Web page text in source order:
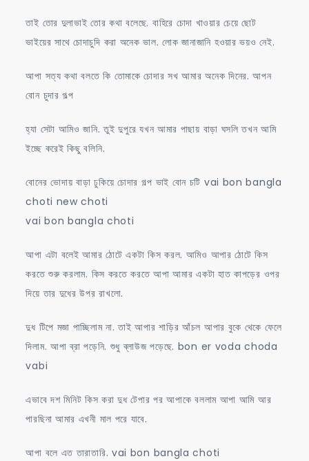
তাই তোর দুলাভাই তোর কথা বলেছে. বাহিরে চোদা খাওয়ার চেয়ে ছোট
ভাইয়ের সাথে চোদাচুদি করা অনেক ভাল. লোক জানাজানি হওয়ার ভয়ও নেই.
আপা সত্য কথা বলতে কি তোমাকে চোদার সখ আমার অনেক দিনের. আপন
বোন চুদার গল্প
হ্যা সেটা আমিও জানি. তুই দুপুরে যখন আমার পাছায় বাড়া ঘসলি তখন আমি
ইচ্ছে করেই কিছু বলিনি.
বোনের ভোদায় বাড়া ঢুকিয়ে চোদার গল্প ভাই বোন চটি vai bon bangla
choti new choti
vai bon bangla choti
আপা এটা বলেই আমার ঠোটে একটা কিস করল. আমিও আপার ঠোটে কিস
করতে শুরু করলাম. কিস করতে করতে আপা আমার একটা হাত কাপড়ের ওপর
দিয়ে তার দুধের উপর রাখলো.
দুধ টিপে মজা পাচ্ছিলাম না. তাই আপার শাড়ির আঁচল আপার বুকে থেকে ফেলে
দিলাম. আপা ব্রা পড়েনি. শুধু ব্লাউজ পড়েছে. bon er voda choda
vabi
এভাবে দশ মিনিট কিস করা দুধ টেপার পর আপাকে বললাম আপা আমি আর
পারছিনা আমার এখনী মাল পরে যাবে.
আপা বলে এত তারাতারি. vai bon bangla choti